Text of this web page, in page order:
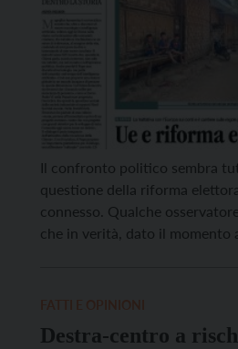
Il confronto politico sembra
questione della riforma
connesso. Qualche
che in verità, dato il momento
Destra-centro a